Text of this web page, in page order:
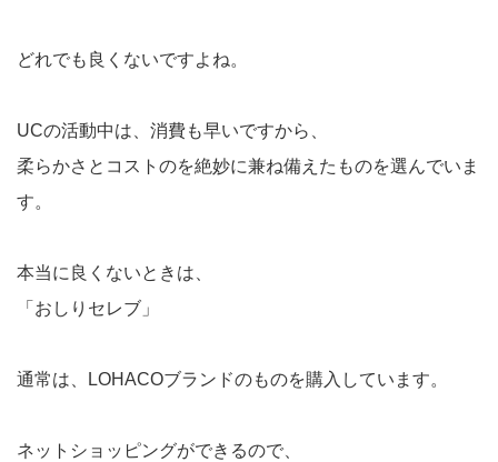
どれでも良くないですよね。
UCの活動中は、消費も早いですから、
柔らかさとコストのを絶妙に兼ね備えたものを選んでいま
す。
本当に良くないときは、
「おしりセレブ」
通常は、LOHACOブランドのものを購入しています。
ネットショッピングができるので、